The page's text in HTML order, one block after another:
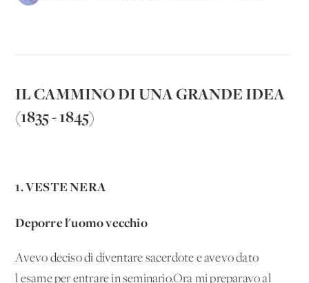
IL CAMMINO DI UNA GRANDE IDEA
(1835 - 1845)
1. VESTE NERA
Deporre l'uomo vecchio
Avevo deciso di diventare sacerdote e avevo dato
l'esame per entrare in seminario.Ora mi preparavo al